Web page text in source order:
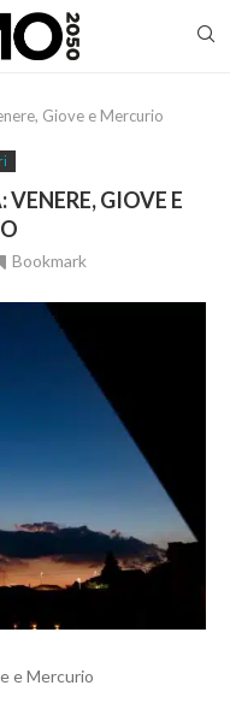
Giove e Mercurio
VENERE, GIOVE E
Bookmark
e Mercurio